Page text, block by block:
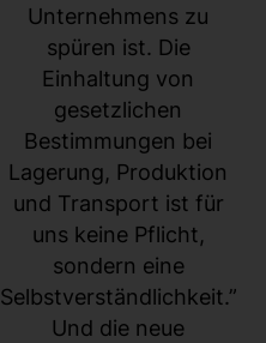
Unternehmens zu
spüren ist. Die
Einhaltung von
gesetzlichen
Bestimmungen bei
Lagerung, Produktion
und Transport ist für
uns keine Pflicht,
sondern eine
Selbstverständlichkeit.”
Und die neue